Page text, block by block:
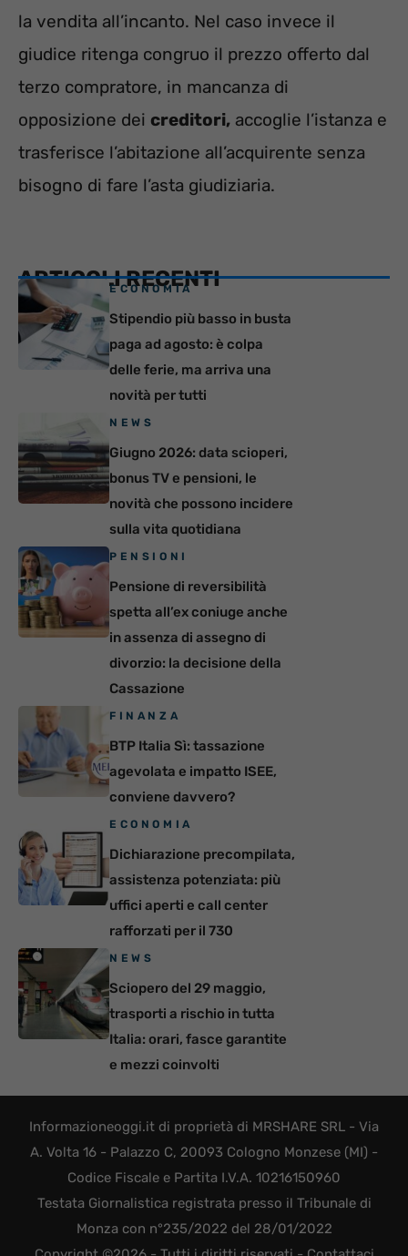
la vendita all’incanto. Nel caso invece il
giudice ritenga congruo il prezzo offerto dal
terzo compratore, in mancanza di
opposizione dei creditori, accoglie l’istanza e
trasferisce l’abitazione all’acquirente senza
bisogno di fare l’asta giudiziaria.
ARTICOLI RECENTI
ECONOMIA
Stipendio più basso in busta
paga ad agosto: è colpa
delle ferie, ma arriva una
novità per tutti
NEWS
Giugno 2026: data scioperi,
bonus TV e pensioni, le
novità che possono incidere
sulla vita quotidiana
PENSIONI
Pensione di reversibilità
spetta all’ex coniuge anche
in assenza di assegno di
divorzio: la decisione della
Cassazione
FINANZA
BTP Italia Sì: tassazione
agevolata e impatto ISEE,
conviene davvero?
ECONOMIA
Dichiarazione precompilata,
assistenza potenziata: più
uffici aperti e call center
rafforzati per il 730
NEWS
Sciopero del 29 maggio,
trasporti a rischio in tutta
Italia: orari, fasce garantite
e mezzi coinvolti
Informazioneoggi.it di proprietà di MRSHARE SRL - Via
A. Volta 16 - Palazzo C, 20093 Cologno Monzese (MI) -
Codice Fiscale e Partita I.V.A. 10216150960
Testata Giornalistica registrata presso il Tribunale di
Monza con n°235/2022 del 28/01/2022